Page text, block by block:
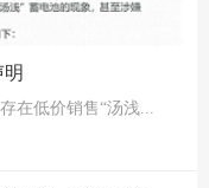
在低价销售“汤浅...